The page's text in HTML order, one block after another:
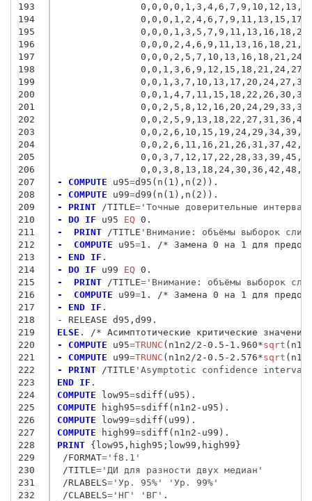
193
194
195
196
197
198
199
200
201
202
203
204
205
206
207
208
209
210
211
212
213
214
215
216
217
218
219
220
221
222
223
224
225
226
227
228
229
230
231
232
- COMPUTE u95=
- COMPUTE u99=
- PRINT /TITLE='Точные доверительные
- DO IF u95 EQ
-  PRINT /TITLE 'Внимание: объёмы выборок
-  COMPUTE u95=
- END IF
- DO IF u99 EQ
-  PRINT /TITLE='Внимание: объёмы выборок
-  COMPUTE u99=
- END IF
- RELEASE d95,d99.
ELSE
- COMPUTE u95=TRUNC (n1n2/2-0.5-1.960*sqrt
- COMPUTE u99=TRUNC (n1n2/2-0.5-2.576*sqrt
- PRINT /TITLE 'Asymptotic confidence
END IF
COMPUTE low95=
COMPUTE high95=
COMPUTE low99=
COMPUTE high99=
PRINT {low95,high95;low99,high99}
/FORMAT='f8.1'
/TITLE='ДИ для разности двух медиан'
/RLABELS='Ур. 95%' 'Ур. 99%'
/CLABELS='НГ' 'ВГ'